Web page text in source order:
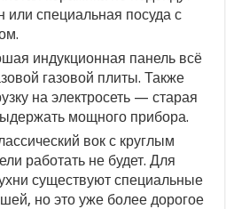
или специальная посуда с
индукционная панель всё
газовой плиты. Также
на электросеть — старая
мощного прибора.
вок с круглым
работать не будет. Для
существуют специальные
но это уже более дорогое